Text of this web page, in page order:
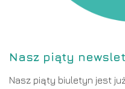
Nasz piąty
Nasz piąty biuletyn jest